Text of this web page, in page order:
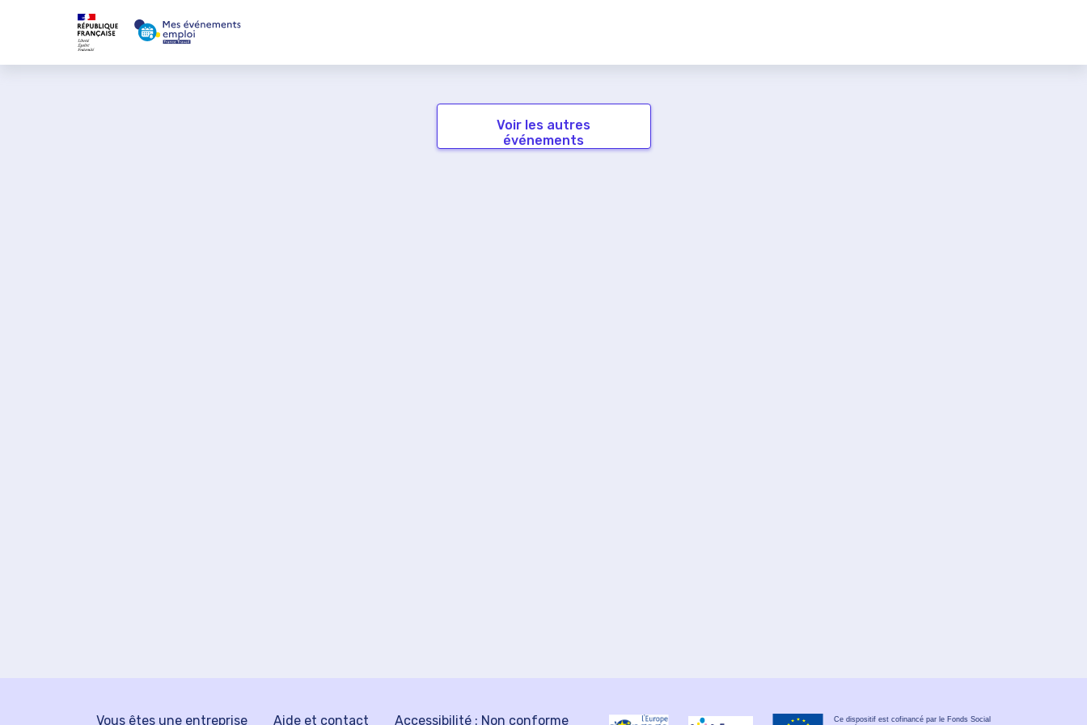
Voir les autres
événements
Vous êtes une entreprise Aide et contact Accessibilité : Non conforme
Ce dispositif est cofinancé par le Fonds Social